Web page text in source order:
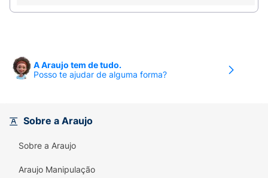
Especificações do Produto:
Tipo de Produto:
Protetor Labial Hidratante /
Lip Balm
Fator de Proteção:
Conteúdo da Embalagem:
A Araujo tem de tudo.
Posso te ajudar de alguma forma?
Sobre a Araujo
Sobre a Araujo
Araujo Manipulação